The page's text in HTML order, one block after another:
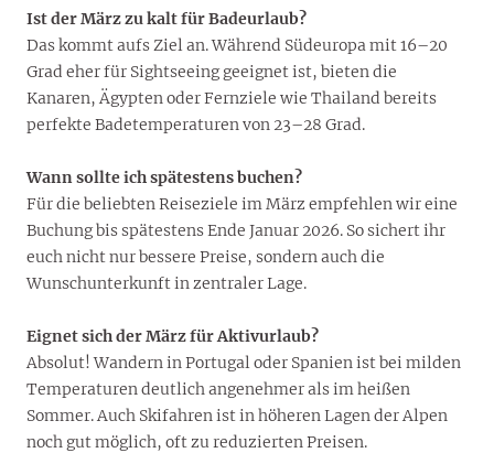
Ist der März zu kalt für Badeurlaub?
Das kommt aufs Ziel an. Während Südeuropa mit 16–20
Grad eher für Sightseeing geeignet ist, bieten die
Kanaren, Ägypten oder Fernziele wie Thailand bereits
perfekte Badetemperaturen von 23–28 Grad.
Wann sollte ich spätestens buchen?
Für die beliebten Reiseziele im März empfehlen wir eine
Buchung bis spätestens Ende Januar 2026. So sichert ihr
euch nicht nur bessere Preise, sondern auch die
Wunschunterkunft in zentraler Lage.
Eignet sich der März für Aktivurlaub?
Absolut! Wandern in Portugal oder Spanien ist bei milden
Temperaturen deutlich angenehmer als im heißen
Sommer. Auch Skifahren ist in höheren Lagen der Alpen
noch gut möglich, oft zu reduzierten Preisen.